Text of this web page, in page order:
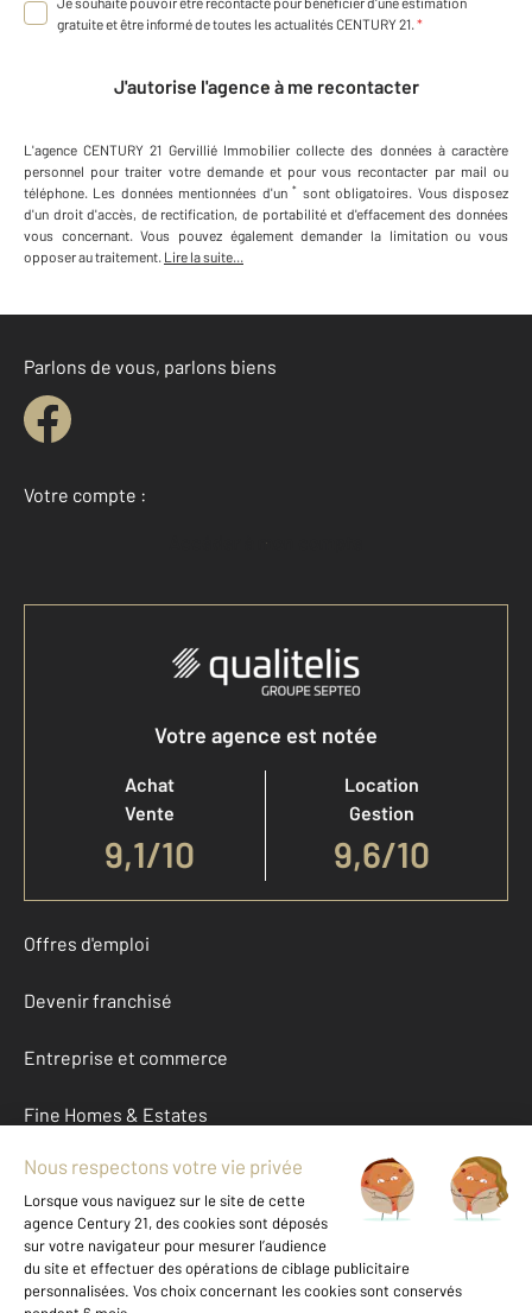
gratuite et être informé de toutes les actualités CENTURY 21. *
J'autorise l'agence à me recontacter
L'agence CENTURY 21 Gervillié Immobilier collecte des données à caractère
personnel pour traiter votre demande et pour vous recontacter par mail ou
téléphone. Les données mentionnées d'un * sont obligatoires. Vous disposez
d'un droit d'accès, de rectification, de portabilité et d'effacement des données
vous concernant. Vous pouvez également demander la limitation ou vous
opposer au traitement. Lire la suite...
Parlons de vous, parlons biens
Votre compte :
Accéder à mon compte
Votre agence est notée
Achat
Vente
9,1/10
Location
Gestion
9,6/10
Offres d'emploi
Devenir franchisé
Entreprise et commerce
Fine Homes & Estates
À propos
International
Nous contacter